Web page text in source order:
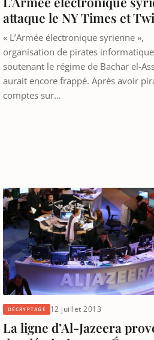
attaque le NY Times et
« L’Armée électronique syrienne »,
organisation de pirates
soutenant le régime de Bachar el-
aurait encore frappé. Après avoir
comptes sur…
DÉCRYPTAGE 12 juillet 2013
La ligne d’Al-Jazeera